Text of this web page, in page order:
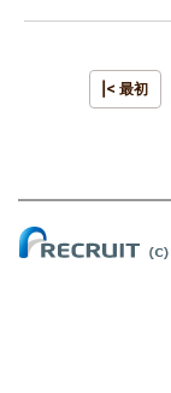
|< 最初